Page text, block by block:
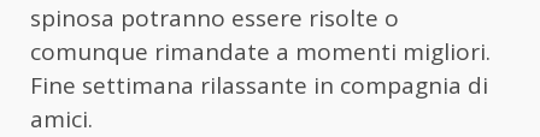
spinosa potranno essere risolte o
comunque rimandate a momenti migliori.
Fine settimana rilassante in compagnia di
amici.